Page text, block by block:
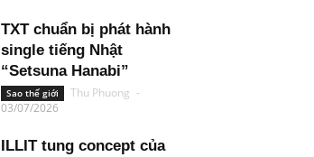
TXT chuẩn bị phát hành
single tiếng Nhật
“Setsuna Hanabi”
Sao thế giới Thu Phuong -
03/07/2026
ILLIT tung concept của